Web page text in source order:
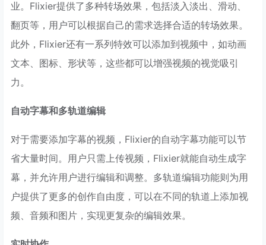
业。Flixier提供了多种转场效果，包括淡入淡出、滑动、
翻页等，用户可以根据自己的需求选择合适的转场效果。
此外，Flixier还有一系列特效可以添加到视频中，如动画
文本、图标、形状等，这些都可以增强视频的视觉吸引
力。
自动字幕和多轨道编辑
对于需要添加字幕的视频，Flixier的自动字幕功能可以节
省大量时间。用户只需上传视频，Flixier就能自动生成字
幕，并允许用户进行编辑和调整。多轨道编辑功能则为用
户提供了更多的创作自由度，可以在不同的轨道上添加视
频、音频和图片，实现更复杂的编辑效果。